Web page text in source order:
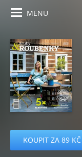
MENU
KOUPIT ZA 89 KČ